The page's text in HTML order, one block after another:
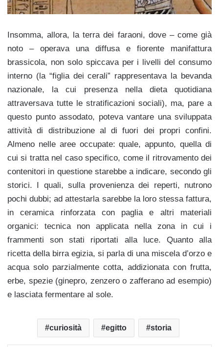
Insomma, allora, la terra dei faraoni, dove – come già
noto – operava una diffusa e fiorente manifattura
brassicola, non solo spiccava per i livelli del consumo
interno (la “figlia dei cerali” rappresentava la bevanda
nazionale, la cui presenza nella dieta quotidiana
attraversava tutte le stratificazioni sociali), ma, pare a
questo punto assodato, poteva vantare una sviluppata
attività di distribuzione al di fuori dei propri confini.
Almeno nelle aree occupate: quale, appunto, quella di
cui si tratta nel caso specifico, come il ritrovamento dei
contenitori in questione starebbe a indicare, secondo gli
storici. I quali, sulla provenienza dei reperti, nutrono
pochi dubbi; ad attestarla sarebbe la loro stessa fattura,
in ceramica rinforzata con paglia e altri materiali
organici: tecnica non applicata nella zona in cui i
frammenti son stati riportati alla luce. Quanto alla
ricetta della birra egizia, si parla di una miscela d’orzo e
acqua solo parzialmente cotta, addizionata con frutta,
erbe, spezie (ginepro, zenzero o zafferano ad esempio)
e lasciata fermentare al sole.
curiosità egitto storia